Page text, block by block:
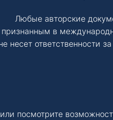
Любые авторские
признанным в
несет ответственности
или посмотрите